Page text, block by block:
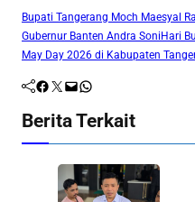
Bupati Tangerang Moch Maesyal
Gubernur Banten Andra Soni Hari
May Day 2026 di Kabupaten
Facebook Twitter Mail WhatsApp
Berita Terkait